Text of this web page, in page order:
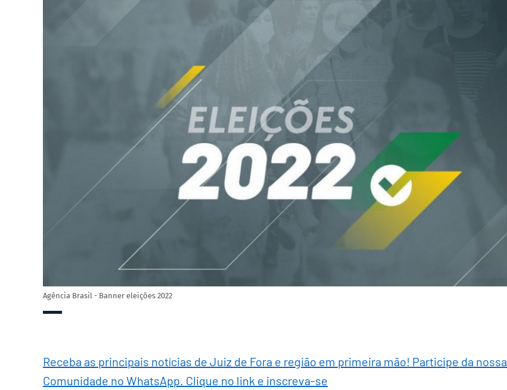
Agência Brasil - Banner eleições 2022
Receba as principais notícias de Juiz de Fora e região em primeira mão! Participe da nossa
Comunidade no WhatsApp. Clique no link e inscreva-se